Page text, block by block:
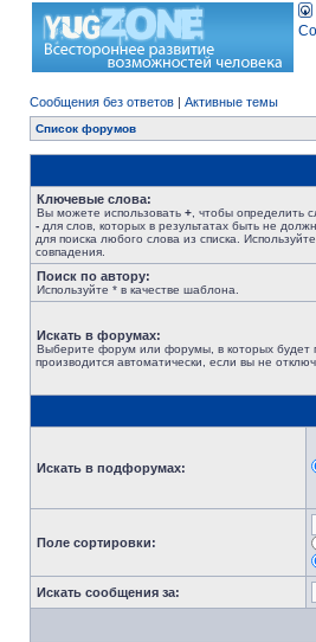
Сообщения без ответов | Активные темы
Список форумов
Ключевые слова:
Вы можете использовать + , чтобы определить
- для слов, которых в результатах быть не
для поиска любого слова из списка. Используйте
совпадения.
Поиск по автору:
Используйте * в качестве шаблона.
Искать в форумах:
Выберите форум или форумы, в которых будет
производится автоматически, если вы не
Искать в подфорумах:
Поле сортировки:
Искать сообщения за: